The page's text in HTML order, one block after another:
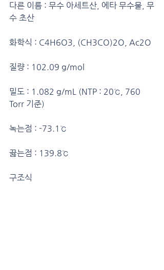
다른 이름 : 무수 아세트산, 에타 무수물, 무
수 초산
화학식 : C4H6O3, (CH3CO)2O, Ac2O
질량 : 102.09 g/mol
밀도 : 1.082 g/mL (NTP : 20℃, 760
Torr 기준)
녹는점 : -73.1℃
끓는점 : 139.8℃
구조식